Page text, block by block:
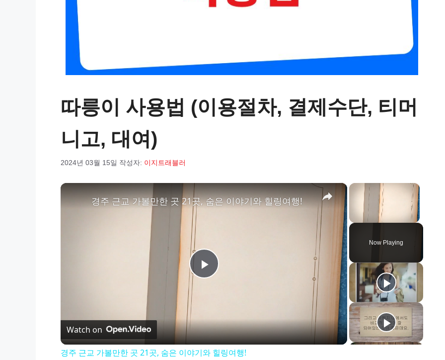
따릉이 사용법 (이용절차, 결제수단, 티머
니고, 대여)
2024년 03월 15일 작성자: 이지트래블러
×
Now Playing
×
P
a
경주 근교 가볼만한 곳 21곳, 숨은 이야기와 힐링여행!
Watch on
경주 근교 가볼만한 곳 21곳, 숨은 이야기와 힐링여행!